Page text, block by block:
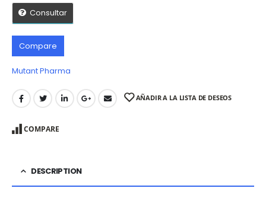
Consultar
Compare
Mutant Pharma
AÑADIR A LA LISTA DE DESEOS
COMPARE
DESCRIPTION